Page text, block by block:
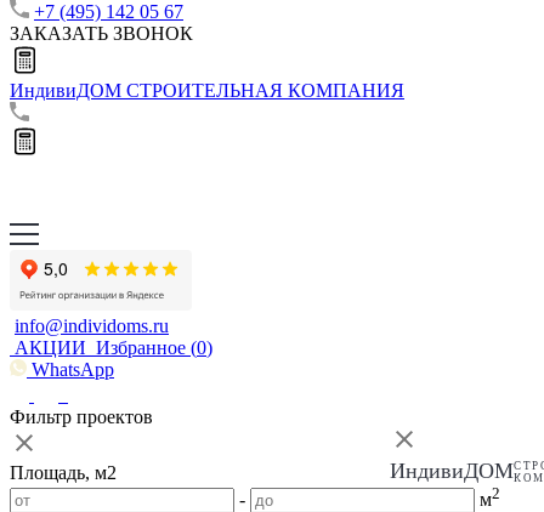
+7 (495) 142 05 67
ЗАКАЗАТЬ ЗВОНОК
ИндивиДОМ СТРОИТЕЛЬНАЯ КОМПАНИЯ
info@individoms.ru
АКЦИИ Избранное (0)
WhatsApp
ИндивиДОМ
Фильтр проектов
Площадь, м2
-
м2